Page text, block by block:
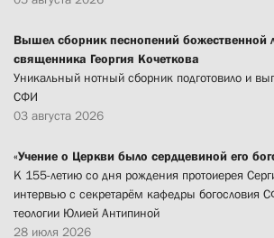
Вышел сборник песнопений божественной
священника Георгия Кочеткова
Уникальный нотный сборник подготовило и
СФИ
03 августа 2026
«Учение о Церкви было сердцевиной его
К 155-летию со дня рождения протоиерея
интервью с секретарём кафедры богословия
теологии Юлией Антипиной
28 июля 2026